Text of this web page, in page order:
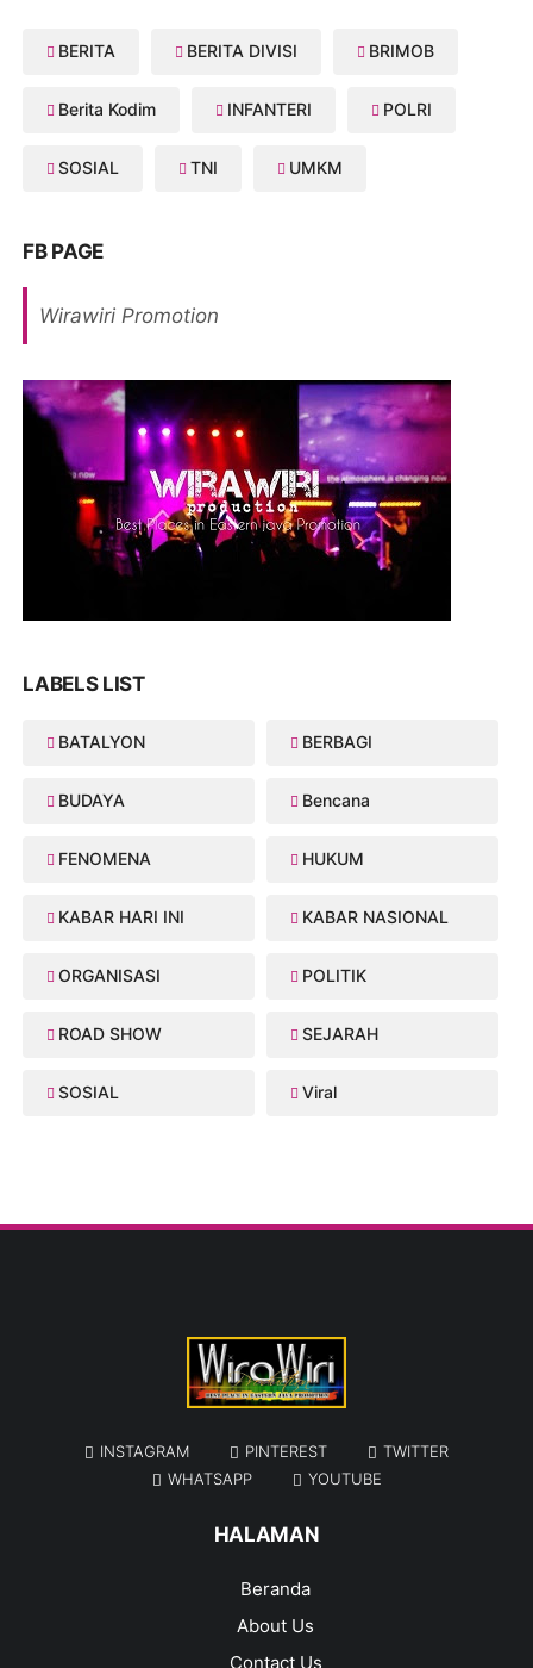
BERITA BERITA DIVISI BRIMOB
Berita Kodim INFANTERI POLRI
SOSIAL TNI UMKM
FB PAGE
Wirawiri Promotion
LABELS LIST
BATALYON BERBAGI
BUDAYA Bencana
FENOMENA HUKUM
KABAR HARI INI KABAR NASIONAL
ORGANISASI POLITIK
ROAD SHOW SEJARAH
SOSIAL Viral
INSTAGRAM PINTEREST
TWITTER
WHATSAPP
YOUTUBE
HALAMAN
Beranda
About Us
Contact Us